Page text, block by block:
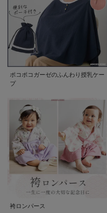
ポコポコガーゼのふんわり授乳ケー
プ
袴ロンパース